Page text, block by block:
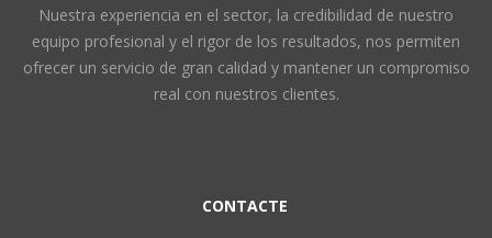
Nuestra experiencia en el sector, la credibilidad de nuestro
equipo profesional y el rigor de los resultados, nos permiten
ofrecer un servicio de gran calidad y mantener un compromiso
real con nuestros clientes.
CONTACTE